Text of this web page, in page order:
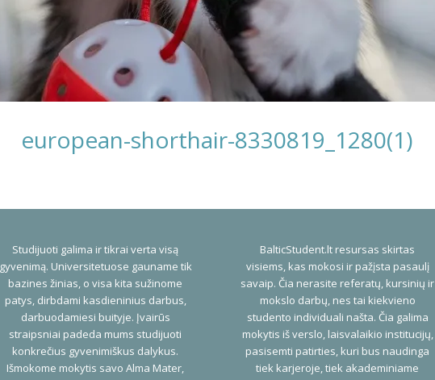
european-shorthair-8330819_1280(1)
Studijuoti galima ir tikrai verta visą
gyvenimą. Universitetuose gauname tik
bazines žinias, o visa kita sužinome
patys, dirbdami kasdieninius darbus,
darbuodamiesi buityje. Įvairūs
straipsniai padeda mums studijuoti
konkrečius gyvenimiškus dalykus.
Išmokome mokytis savo Alma Mater,
BalticStudent.lt resursas skirtas
visiems, kas mokosi ir pažįsta pasaulį
savaip. Čia nerasite referatų, kursinių ir
mokslo darbų, nes tai kiekvieno
studento individuali našta. Čia galima
mokytis iš verslo, laisvalaikio institucijų,
pasisemti patirties, kuri bus naudinga
tiek karjeroje, tiek akademiniame